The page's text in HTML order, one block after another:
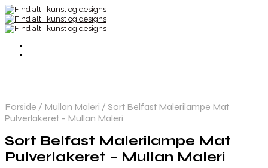
Forside / Mullan Maleri / Sort Belfast Malerilampe Mat
Pulverlakeret – Mullan Maleri
Sort Belfast Malerilampe Mat
Pulverlakeret – Mullan Maleri